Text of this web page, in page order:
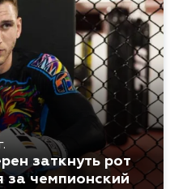
заткнуть рот
за чемпионский